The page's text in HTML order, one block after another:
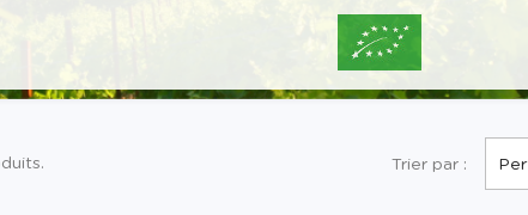
Trier par :